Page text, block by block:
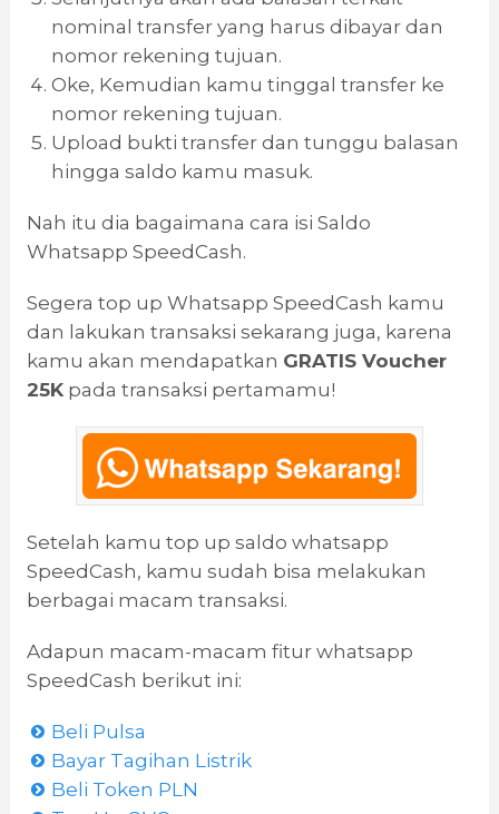
nominal transfer yang harus dibayar dan
nomor rekening tujuan.
Oke, Kemudian kamu tinggal transfer ke
nomor rekening tujuan.
Upload bukti transfer dan tunggu balasan
hingga saldo kamu masuk.
Nah itu dia bagaimana cara isi Saldo
Whatsapp SpeedCash.
Segera top up Whatsapp SpeedCash kamu
dan lakukan transaksi sekarang juga, karena
kamu akan mendapatkan GRATIS Voucher
25Kpada transaksi pertamamu!
Setelah kamu top up saldo whatsapp
SpeedCash, kamu sudah bisa melakukan
berbagai macam transaksi.
Adapun macam-macam fitur whatsapp
SpeedCash berikut ini:
Beli Pulsa
Bayar Tagihan Listrik
Beli Token PLN